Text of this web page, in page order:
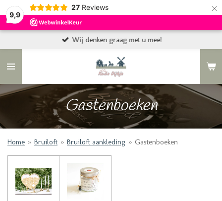
9,9
27 Reviews ×
Wij denken graag met u mee!
Gastenboeken
Home » Bruiloft » Bruiloft aankleding » Gastenboeken